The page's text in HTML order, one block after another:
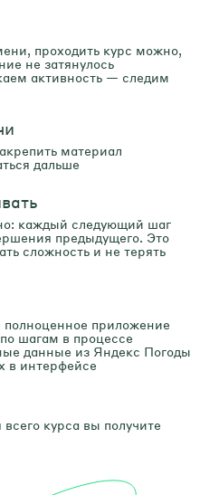
проходить курс можно,
не затянулось
активность — следим
материал
дальше
каждый следующий шаг
предыдущего. Это
сложность и не терять
приложение
шагам в процессе
данные из Яндекс Погоды
в интерфейсе
курса вы получите